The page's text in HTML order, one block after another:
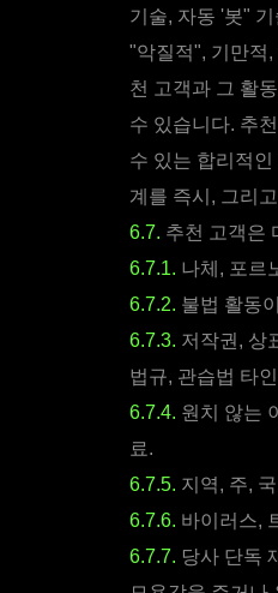
기술, 자동 '봇"
"악질적", 기만적
천 고객과 그 활
수 있습니다. 추
수 있는 합리적
계를 즉시, 그리
6.7. 추천 고객은
6.7.1. 나체, 포르
6.7.2. 불법 활동
6.7.3. 저작권, 상
법규, 관습법 타
6.7.4. 원치 않는
료.
6.7.5. 지역, 주,
6.7.6. 바이러스,
6.7.7. 당사 단독